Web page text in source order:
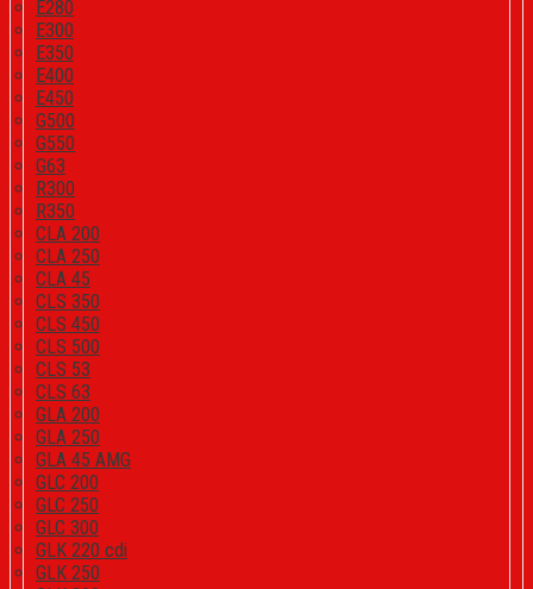
E280
E300
E350
E400
E450
G500
G550
G63
R300
R350
CLA 200
CLA 250
CLA 45
CLS 350
CLS 450
CLS 500
CLS 53
CLS 63
GLA 200
GLA 250
GLA 45 AMG
GLC 200
GLC 250
GLC 300
GLK 220 cdi
GLK 250